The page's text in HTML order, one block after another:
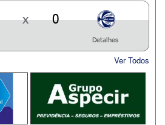
x 0
Detalhes
Ver Todos